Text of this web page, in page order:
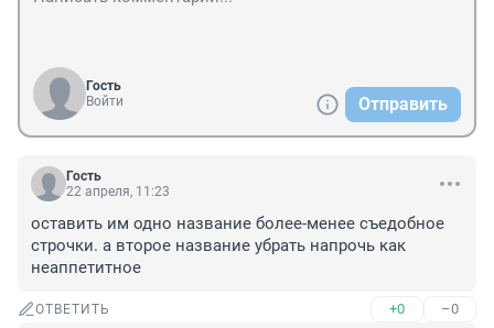
Гость
Войти
Отправить
Гость
22 апреля, 11:23
оставить им одно название более-менее съедобное
строчки. а второе название убрать напрочь как
неаппетитное
ОТВЕТИТЬ +0 –0